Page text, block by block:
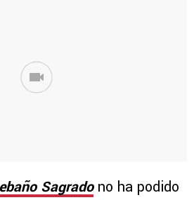
Sagradono ha podido